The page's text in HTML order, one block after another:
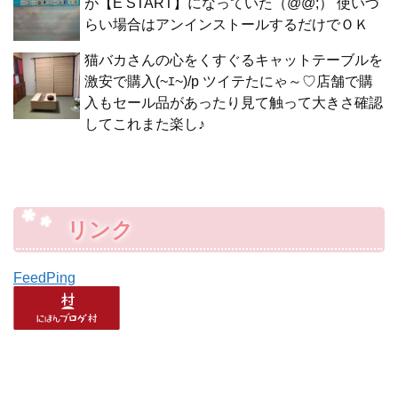
が【E START】になっていた（@@;） 使いづ
らい場合はアンインストールするだけでＯＫ
猫バカさんの心をくすぐるキャットテーブルを
激安で購入(~ｴ~)/p ツイテたにゃ～♡店舗で購
入もセール品があったり見て触って大きさ確認
してこれまた楽し♪
リンク
FeedPing